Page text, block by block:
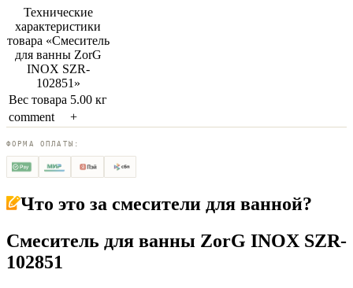
Технические
характеристики
товара «Смеситель
для ванны ZorG
INOX SZR-
102851 »
Вес товара 5.00 кг
comment
+
ФОРМА ОПЛАТЫ:
Что это за смесители для ванной?
Смеситель для ванны ZorG INOX SZR-
102851